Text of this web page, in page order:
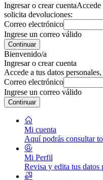
Ingresar o crear cuentaAccede
solicita devoluciones:
Correo electrónico
Ingrese un correo válido
Continuar
Bienvenido/a
Ingresar o crear cuenta
Accede a tus datos
Correo electrónico
Ingrese un correo válido
Continuar
Mi cuenta
Aquí podrás consultar
Mi Perfil
Revisa y edita tus datos